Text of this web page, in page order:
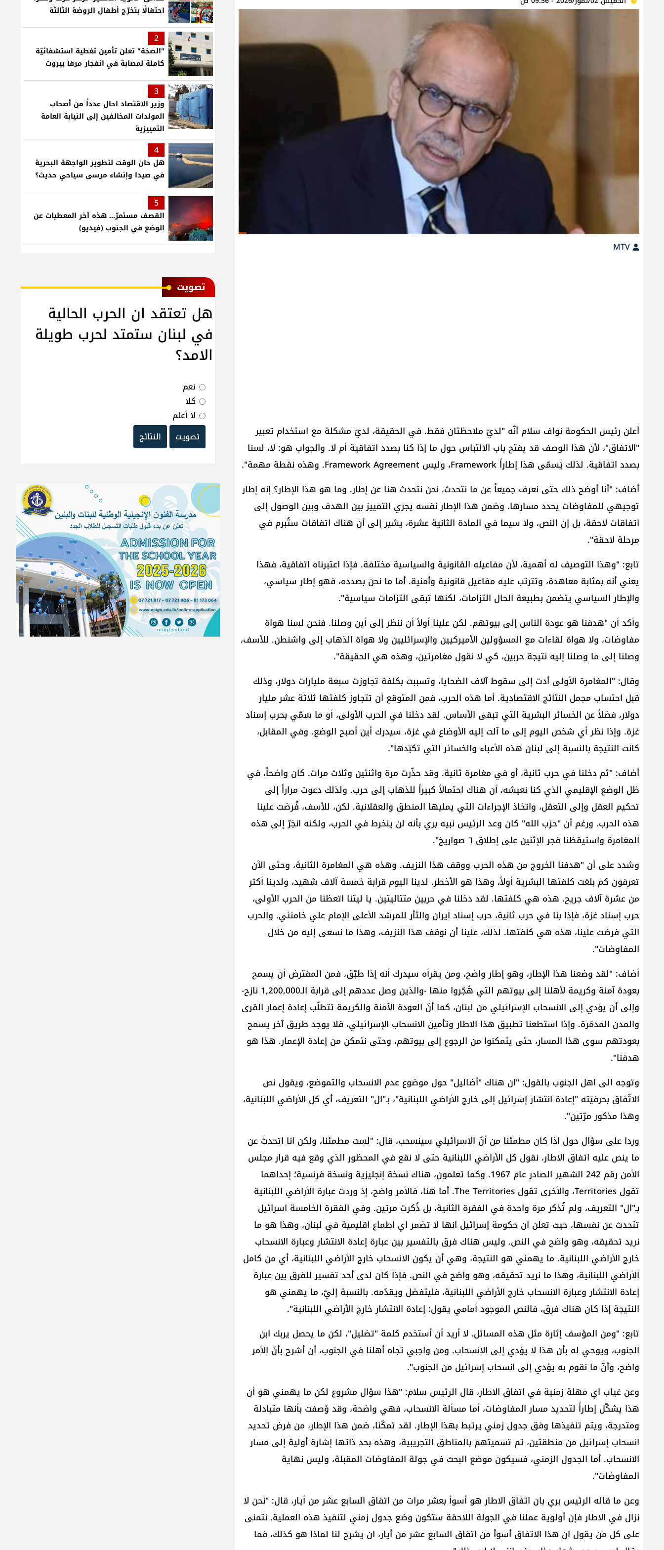
أعلن رئيس الحكومة نواف سلام أنّه "لديّ ملاحظتان فقط. في الحقيقة، لديّ مشكلة مع استخدام تعبير
"الاتفاق"، لأن هذا الوصف قد يفتح باب الالتباس حول ما إذا كنا بصدد اتفاقية أم لا. والجواب هو: لا، لسنا
بصدد اتفاقية. لذلك يُسمّى هذا إطاراً Framework، وليس Framework Agreement. وهذه نقطة مهمة".
أضاف: "أنا أوضح ذلك حتى نعرف جميعاً عن ما نتحدث. نحن نتحدث هنا عن إطار. وما هو هذا الإطار؟ إنه إطار
توجيهي للمفاوضات يحدد مسارها. وضمن هذا الإطار نفسه يجري التمييز بين الهدف وبين الوصول إلى
اتفاقات لاحقة، بل إن النص، ولا سيما في المادة الثانية عشرة، يشير إلى أن هناك اتفاقات ستُبرم في
مرحلة لاحقة".
تابع: "وهذا التوصيف له أهمية، لأن مفاعيله القانونية والسياسية مختلفة. فإذا اعتبرناه اتفاقية، فهذا
يعني أنه بمثابة معاهدة، وتترتب عليه مفاعيل قانونية وأمنية. أما ما نحن بصدده، فهو إطار سياسي،
والإطار السياسي يتضمن بطبيعة الحال التزامات، لكنها تبقى التزامات سياسية".
وأكد أن "هدفنا هو عودة الناس إلى بيوتهم. لكن علينا أولاً أن ننظر إلى أين وصلنا. فنحن لسنا هواة
مفاوضات، ولا هواة لقاءات مع المسؤولين الأميركيين والإسرائليين ولا هواة الذهاب إلى واشنطن. للأسف،
وصلنا إلى ما وصلنا إليه نتيجة حربين، كي لا نقول مغامرتين، وهذه هي الحقيقة".
وقال: "المغامرة الأولى أدت إلى سقوط آلاف الضحايا، وتسببت بكلفة تجاوزت سبعة مليارات دولار، وذلك
قبل احتساب مجمل النتائج الاقتصادية. أما هذه الحرب، فمن المتوقع أن تتجاوز كلفتها ثلاثة عشر مليار
دولار، فضلاً عن الخسائر البشرية التي تبقى الأساس. لقد دخلنا في الحرب الأولى، أو ما سُمّي بحرب إسناد
غزة. وإذا نظر أي شخص اليوم إلى ما آلت إليه الأوضاع في غزة، سيدرك أين أصبح الوضع. وفي المقابل،
كانت النتيجة بالنسبة إلى لبنان هذه الأعباء والخسائر التي تكبّدها".
أضاف: "ثم دخلنا في حرب ثانية، أو في مغامرة ثانية. وقد حذّرت مرة واثنتين وثلاث مرات. كان واضحاً، في
ظل الوضع الإقليمي الذي كنا نعيشه، أن هناك احتمالاً كبيراً للذهاب إلى حرب. ولذلك دعوت مراراً إلى
تحكيم العقل وإلى التعقل، واتخاذ الإجراءات التي يمليها المنطق والعقلانية. لكن، للأسف، فُرضت علينا
هذه الحرب. ورغم أن "حزب الله" كان وعد الرئيس نبيه بري بأنه لن ينخرط في الحرب، ولكنه انجَرّ إلى هذه
المغامرة واستيقظنا فجر الإثنين على إطلاق ٦ صواريخ".
وشدد على أن "هدفنا الخروج من هذه الحرب ووقف هذا النزيف. وهذه هي المغامرة الثانية، وحتى الآن
تعرفون كم بلغت كلفتها البشرية أولاً، وهذا هو الأخطر. لدينا اليوم قرابة خمسة آلاف شهيد، ولدينا أكثر
من عشرة آلاف جريح. هذه هي كلفتها. لقد دخلنا في حربين متتاليتين. يا ليتنا اتعظنا من الحرب الأولى،
حرب إسناد غزة، فإذا بنا في حرب ثانية، حرب إسناد ايران والثأر للمرشد الأعلى الإمام علي خامنئي. والحرب
التي فرضت علينا، هذه هي كلفتها. لذلك، علينا أن نوقف هذا النزيف، وهذا ما نسعى إليه من خلال
المفاوضات".
أضاف: "لقد وضعنا هذا الإطار، وهو إطار واضح، ومن يقرأه سيدرك أنه إذا طبّق، فمن المفترض أن يسمح
بعودة آمنة وكريمة لأهلنا إلى بيوتهم التي هُجّروا منها -والذين وصل عددهم إلى قرابة الـ1,200,000 نازح-
وإلى أن يؤدي إلى الانسحاب الإسرائيلي من لبنان، كما أنّ العودة الآمنة والكريمة تتطلّب إعادة إعمار القرى
والمدن المدمّرة. وإذا استطعنا تطبيق هذا الاطار وتأمين الانسحاب الإسرائيلي، فلا يوجد طريق آخر يسمح
بعودتهم سوى هذا المسار، حتى يتمكنوا من الرجوع إلى بيوتهم، وحتى نتمكن من إعادة الإعمار. هذا هو
هدفنا".
وتوجه الى اهل الجنوب بالقول: "ان هناك "أضاليل" حول موضوع عدم الانسحاب والتموضع، ويقول نص
الاتّفاق بحرفيّته "إعادة انتشار إسرائيل إلى خارج الأراضي اللبنانية"، بـ"ال" التعريف، أي كل الأراضي اللبنانية،
وهذا مذكور مرّتين".
وردا على سؤال حول اذا كان مطمئنا من أنّ الاسرائيلي سينسحب، قال: "لست مطمئنا، ولكن انا اتحدث عن
ما ينص عليه اتفاق الاطار، نقول كل الأراضي اللبنانية حتى لا نقع في المحظور الذي وقع فيه قرار مجلس
الأمن رقم 242 الشهير الصادر عام 1967. وكما تعلمون، هناك نسخة إنجليزية ونسخة فرنسية؛ إحداهما
تقول Territories، والأخرى تقول The Territories. أما هنا، فالأمر واضح، إذ وردت عبارة الأراضي اللبنانية
بـ"ال" التعريف، ولم تُذكر مرة واحدة في الفقرة الثانية، بل ذُكرت مرتين. وفي الفقرة الخامسة اسرائيل
تتحدث عن نفسها، حيث تعلن ان حكومة إسرائيل انها لا تضمر اي اطماع اقليمية في لبنان، وهذا هو ما
نريد تحقيقه، وهو واضح في النص. وليس هناك فرق بالتفسير بين عبارة إعادة الانتشار وعبارة الانسحاب
خارج الأراضي اللبنانية. ما يهمني هو النتيجة، وهي أن يكون الانسحاب خارج الأراضي اللبنانية، أي من كامل
الأراضي اللبنانية، وهذا ما نريد تحقيقه، وهو واضح في النص. فإذا كان لدى أحد تفسير للفرق بين عبارة
إعادة الانتشار وعبارة الانسحاب خارج الأراضي اللبنانية، فليتفضل ويقدّمه. بالنسبة إليّ، ما يهمني هو
النتيجة إذا كان هناك فرق، فالنص الموجود أمامي يقول: إعادة الانتشار خارج الأراضي اللبنانية".
تابع: "ومن المؤسف إثارة مثل هذه المسائل. لا أريد أن أستخدم كلمة "تضليل"، لكن ما يحصل يربك ابن
الجنوب، ويوحي له بأن هذا لا يؤدي إلى الانسحاب. ومن واجبي تجاه أهلنا في الجنوب، أن أشرح بأنّ الأمر
واضح، وأنّ ما نقوم به يؤدي إلى انسحاب إسرائيل من الجنوب".
وعن غياب اي مهلة زمنية في اتفاق الاطار، قال الرئيس سلام: "هذا سؤال مشروع لكن ما يهمني هو أن
هذا يشكّل إطاراً لتحديد مسار المفاوضات، أما مسألة الانسحاب، فهي واضحة، وقد وُصفت بأنها متبادلة
ومتدرجة، ويتم تنفيذها وفق جدول زمني يرتبط بهذا الإطار. لقد تمكّنا، ضمن هذا الإطار، من فرض تحديد
انسحاب إسرائيل من منطقتين، تم تسميتهم بالمناطق التجريبية، وهذه بحد ذاتها إشارة أولية إلى مسار
الانسحاب. أما الجدول الزمني، فسيكون موضع البحث في جولة المفاوضات المقبلة، وليس نهاية
المفاوضات".
وعن ما قاله الرئيس بري بان اتفاق الاطار هو أسوأ بعشر مرات من اتفاق السابع عشر من أيار، قال: "نحن لا
نزال في الاطار فإن أولوية عملنا في الجولة اللاحقة ستكون وضع جدول زمني لتنفيذ هذه العملية. نتمنى
على كل من يقول ان هذا الاتفاق أسوأ من اتفاق السابع عشر من أيار، ان يشرح لنا لماذا هو كذلك، فما
احتفالًا بتخرّج أطفال الروضة الثالثة
2
"الصحّة" تعلن تأمين تغطية استشفائيّة
كاملة لمصابة في انفجار مرفأ بيروت
3
وزير الاقتصاد احال عدداً من أصحاب
المولدات المخالفين إلى النيابة العامة
التمييزية
4
هل حان الوقت لتطوير الواجهة البحرية
في صيدا وإنشاء مرسى سياحي حديث؟
5
القصف مستمرّ... هذه آخر المعطيات عن
الوضع في الجنوب (فيديو)
ﺗﺼﻮﻳﺖ
هل تعتقد ان الحرب الحالية
في لبنان ستمتد لحرب طويلة
الامد؟
نعم
كلا
لا أعلم
تصويت
النتائج